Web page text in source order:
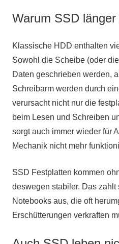
Warum SSD länger
Klassische HDD enthalten
Sowohl die Scheibe (oder
Daten geschrieben werden,
Schreibarm werden durch
verursacht nicht nur die
beim Lesen und Schreiben
sorgt auch immer wieder für
Mechanik nicht mehr
SSD Festplatten kommen
deswegen stabiler. Das zahlt
Notebooks aus, die oft
Erschütterungen verkraften